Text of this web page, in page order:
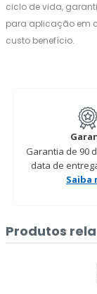
ciclo de vida,
para aplicação em
custo benefício.
Garantia de 90
data de
Saiba
Produtos